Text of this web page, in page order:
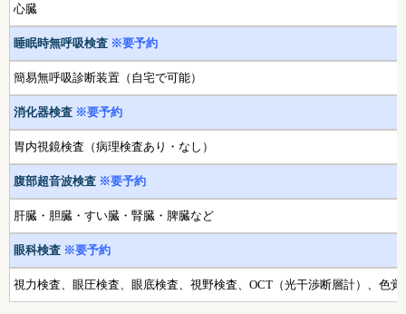
心臓
睡眠時無呼吸検査 ※要予約
簡易無呼吸診断装置（自宅で可能）
消化器検査 ※要予約
胃内視鏡検査（病理検査あり・なし）
腹部超音波検査 ※要予約
肝臓・胆臓・すい臓・腎臓・脾臓など
眼科検査 ※要予約
視力検査、眼圧検査、眼底検査、視野検査、OCT（光干渉断層計）、色覚